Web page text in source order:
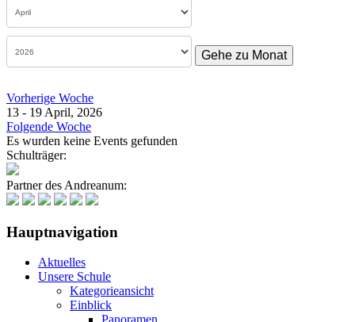
Gehe zu Monat
Vorherige Woche
13 - 19 April, 2026
Folgende Woche
Es wurden keine Events gefunden
Schulträger:
Partner des Andreanum:
Hauptnavigation
Aktuelles
Unsere Schule
Kategorieansicht
Einblick